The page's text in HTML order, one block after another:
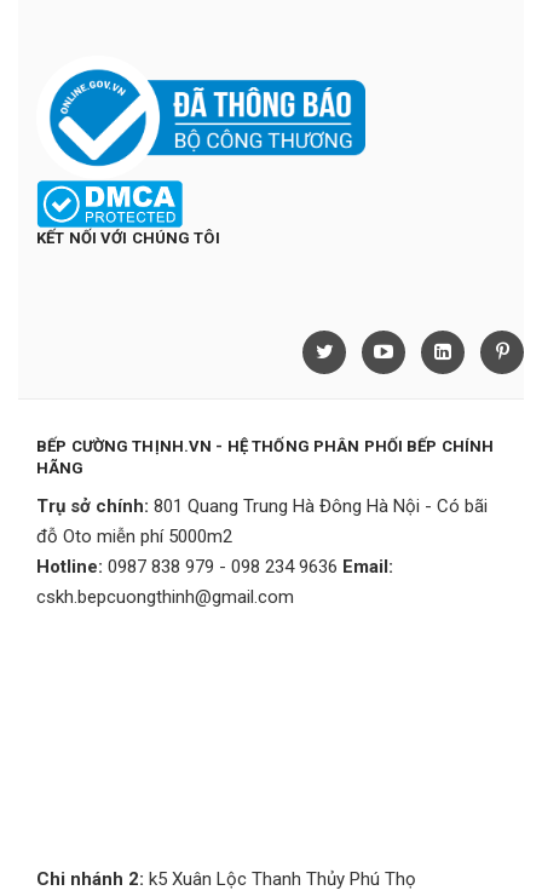
KẾT NỐI VỚI CHÚNG TÔI
BẾP CƯỜNG THỊNH.VN - HỆ THỐNG PHÂN PHỐI BẾP CHÍNH
HÃNG
Trụ sở chính: 801 Quang Trung Hà Đông Hà Nội - Có bãi
đỗ Oto miễn phí 5000m2
Hotline: 0987 838 979 - 098 234 9636 Email:
cskh.bepcuongthinh@gmail.com
Chi nhánh 2: k5 Xuân Lộc Thanh Thủy Phú Thọ